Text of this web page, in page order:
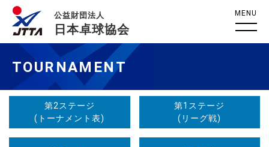
公益財団法人
日本卓球協会
MENU
TOURNAMENT
第2ステージ
(トーナメント表)
第1ステージ
(リーグ戦)